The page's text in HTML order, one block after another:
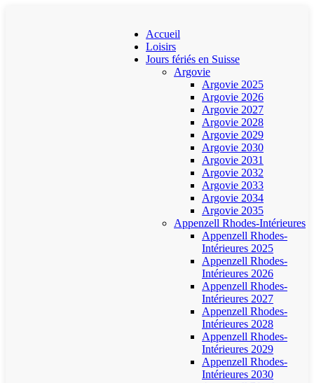
Accueil
Loisirs
Jours fériés en Suisse
Argovie
Argovie 2025
Argovie 2026
Argovie 2027
Argovie 2028
Argovie 2029
Argovie 2030
Argovie 2031
Argovie 2032
Argovie 2033
Argovie 2034
Argovie 2035
Appenzell Rhodes-Intérieures
Appenzell Rhodes-
Intérieures 2025
Appenzell Rhodes-
Intérieures 2026
Appenzell Rhodes-
Intérieures 2027
Appenzell Rhodes-
Intérieures 2028
Appenzell Rhodes-
Intérieures 2029
Appenzell Rhodes-
Intérieures 2030